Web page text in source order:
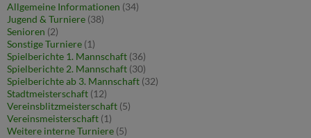
Allgemeine Informationen (34)
Jugend & Turniere (38)
Senioren (2)
Sonstige Turniere (1)
Spielberichte 1. Mannschaft (36)
Spielberichte 2. Mannschaft (30)
Spielberichte ab 3. Mannschaft (32)
Stadtmeisterschaft (12)
Vereinsblitzmeisterschaft (5)
Vereinsmeisterschaft (1)
Weitere interne Turniere (5)